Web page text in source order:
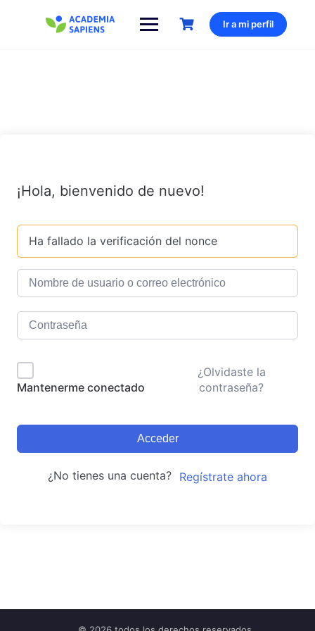
Ir a mi perfil
¡Hola, bienvenido de nuevo!
Ha fallado la verificación del nonce
Mantenerme conectado
¿Olvidaste la
contraseña?
Acceder
¿No tienes una cuenta? Regístrate ahora